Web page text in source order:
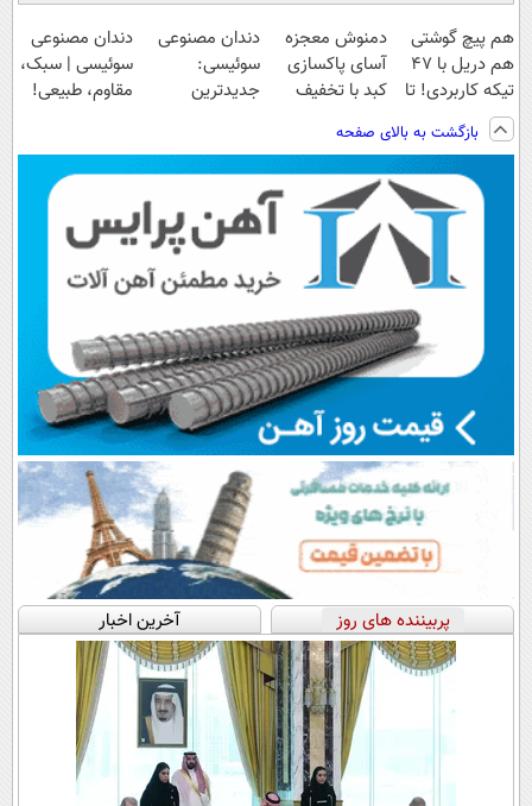
هم پیچ گوشتی
هم دریل با 47
تیکه کاربردی! تا
تخفیف داره
بخرش!🔥
دمنوش معجزه
آسای پاکسازی
کبد با تخفیف
دندان مصنوعی
سوئیسی:
جدیدترین
پرداخت قسطی
دندان مصنوعی
سوئیسی | سبک،
مقاوم، طبیعی!
اقساطی😍
بازگشت به بالای صفحه
پربیننده های روز آخرین اخبار